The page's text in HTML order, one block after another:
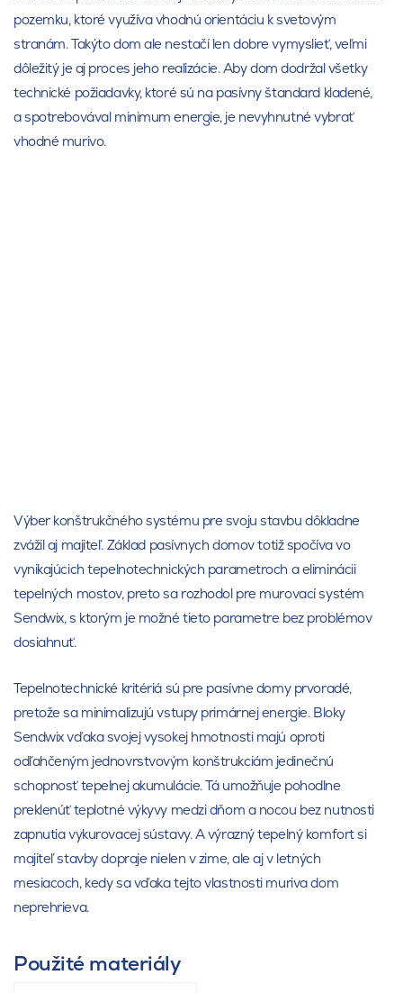
pozemku, ktoré využíva vhodnú orientáciu k svetovým
stranám. Takýto dom ale nestačí len dobre vymyslieť, veľmi
dôležitý je aj proces jeho realizácie. Aby dom dodržal všetky
technické požiadavky, ktoré sú na pasívny štandard kladené,
a spotrebovával minimum energie, je nevyhnutné vybrať
vhodné murivo.
Výber konštrukčného systému pre svoju stavbu dôkladne
zvážil aj majiteľ. Základ pasívnych domov totiž spočíva vo
vynikajúcich tepelnotechnických parametroch a eliminácii
tepelných mostov, preto sa rozhodol pre murovací systém
Sendwix, s ktorým je možné tieto parametre bez problémov
dosiahnuť.
Tepelnotechnické kritériá sú pre pasívne domy prvoradé,
pretože sa minimalizujú vstupy primárnej energie. Bloky
Sendwix vďaka svojej vysokej hmotnosti majú oproti
odľahčeným jednovrstvovým konštrukciám jedinečnú
schopnosť tepelnej akumulácie. Tá umožňuje pohodlne
preklenúť teplotné výkyvy medzi dňom a nocou bez nutnosti
zapnutia vykurovacej sústavy. A výrazný tepelný komfort si
majiteľ stavby dopraje nielen v zime, ale aj v letných
mesiacoch, kedy sa vďaka tejto vlastnosti muriva dom
neprehrieva.
Použité materiály